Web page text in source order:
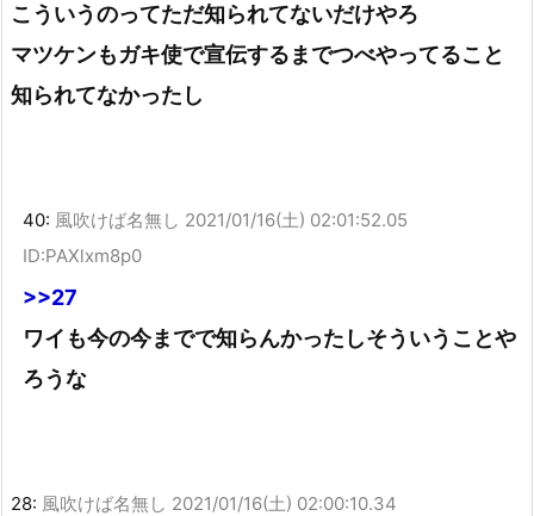
こういうのってただ知られてないだけやろ
マツケンもガキ使で宣伝するまでつべやってること
知られてなかったし
40: 風吹けば名無し 2021/01/16(土) 02:01:52.05
ID:PAXlxm8p0
>>27
ワイも今の今までで知らんかったしそういうことや
ろうな
28: 風吹けば名無し 2021/01/16(土) 02:00:10.34